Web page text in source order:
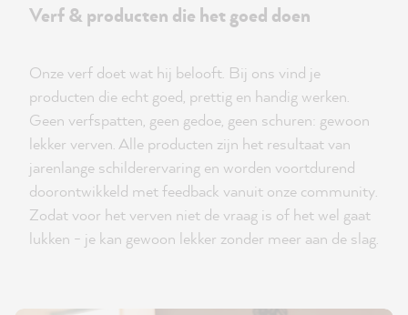
Verf & producten die het goed doen
Onze verf doet wat hij belooft. Bij ons vind je
producten die echt goed, prettig en handig werken.
Geen verfspatten, geen gedoe, geen schuren: gewoon
lekker verven. Alle producten zijn het resultaat van
jarenlange schilderervaring en worden voortdurend
doorontwikkeld met feedback vanuit onze community.
Zodat voor het verven niet de vraag is of het wel gaat
lukken - je kan gewoon lekker zonder meer aan de slag.